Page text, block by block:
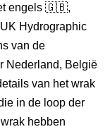
engels 🇬🇧,
Hydrographic
van de
Nederland, België
van het wrak
in de loop der
hebben